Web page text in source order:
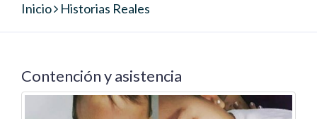
Inicio Historias Reales
Contención y asistencia